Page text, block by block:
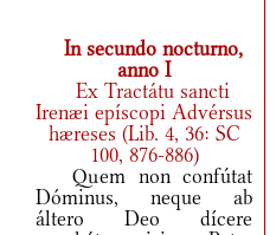
In secundo nocturno,
anno I
Ex Tractátu sancti
Irenæi epíscopi Advérsus
hæreses (Lib. 4, 36: SC
100, 876-886)
Quem non confútat
Dóminus, neque ab
áltero Deo dícere